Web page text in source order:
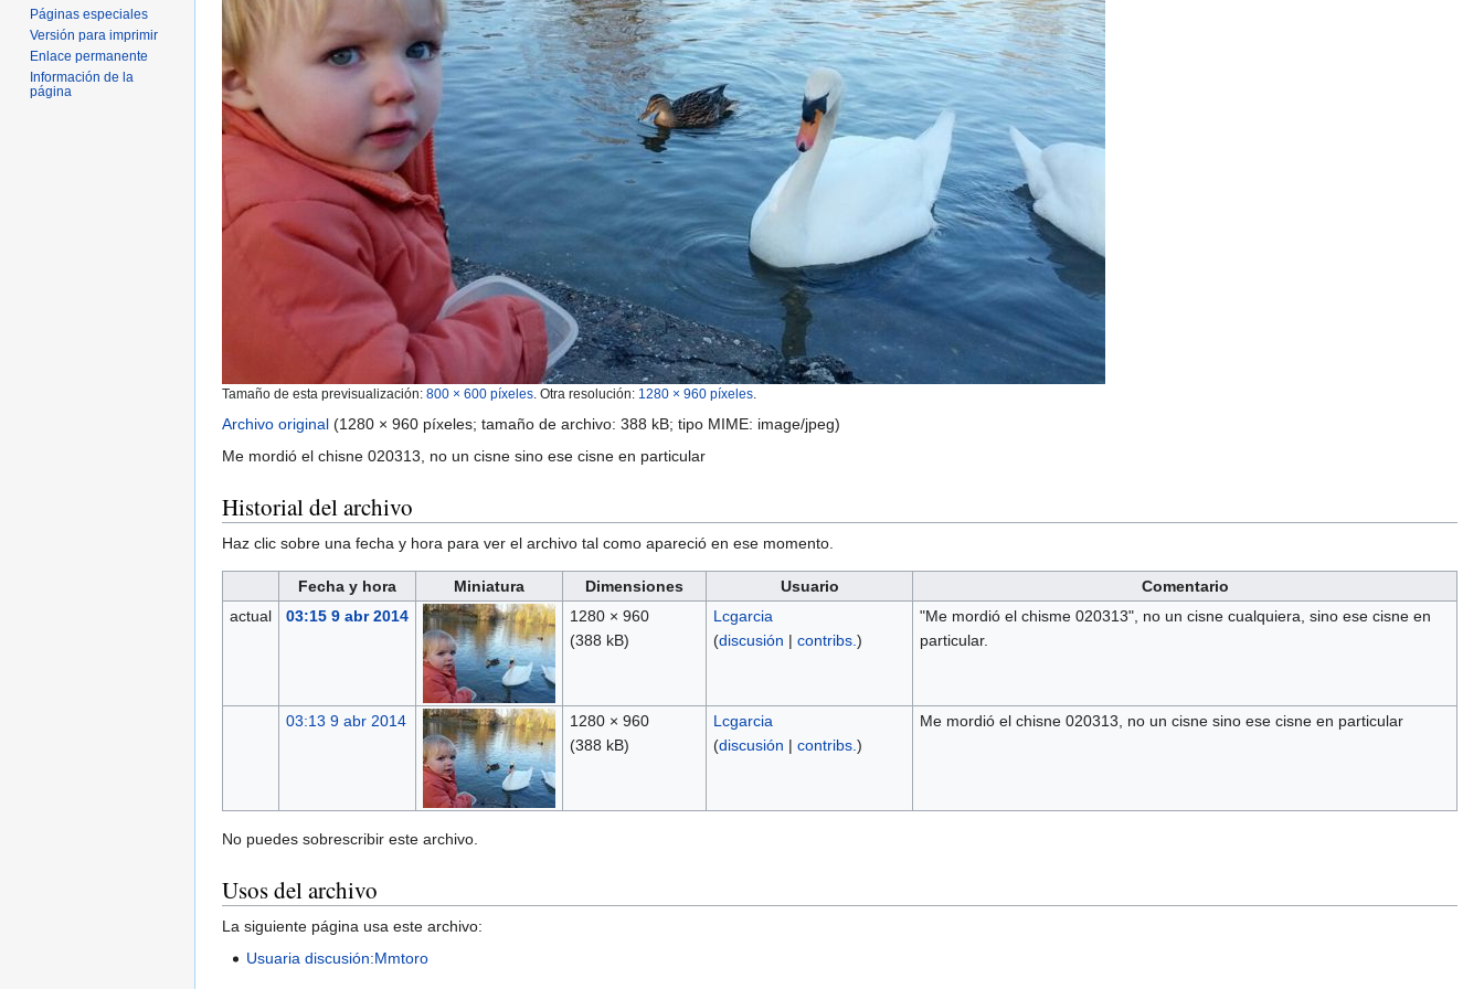
Tamaño de esta previsualización: 800 × 600 píxeles Otra resolución: 1280 × 960 píxeles
Archivo original (1280 × 960 píxeles; tamaño de archivo: 388 kB; tipo MIME: image/jpeg)
Me mordió el chisne 020313, no un cisne sino ese cisne en particular
Historial del archivo
Haz clic sobre una fecha y hora para ver el archivo tal como apareció en ese momento.
Fecha y hora Miniatura Dimensiones Usuario
Comentario
actual
03:15 9 abr 2014
1280 × 960
(388 kB)
Lcgarcia
(discusión | contribs. )
"Me mordió el chisme 020313", no un cisne cualquiera, sino ese cisne en
particular.
03:13 9 abr 2014
1280 × 960
(388 kB)
Lcgarcia
(discusión | contribs. )
Me mordió el chisne 020313, no un cisne sino ese cisne en particular
No puedes sobrescribir este archivo.
Usos del archivo
La siguiente página usa este archivo:
Usuaria discusión:Mmtoro
Páginas especiales
Versión para imprimir
Enlace permanente
Información de la
página